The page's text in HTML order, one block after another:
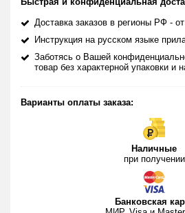
Доставка заказов в регионы РФ -
Инструкция на русском языке
Заботясь о Вашей
товар без характерной упаковки и
Варианты оплаты заказа:
Наличные
при получении
Банковская